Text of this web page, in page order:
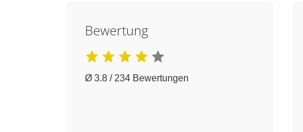
Bewertung
Ø 3.8 / 234 Bewertungen